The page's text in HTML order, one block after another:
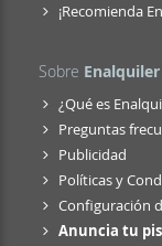
¡Recomienda
Sobre Enalquiler
¿Qué es
Preguntas
Publicidad
Políticas y
Configuración
Anuncia tu